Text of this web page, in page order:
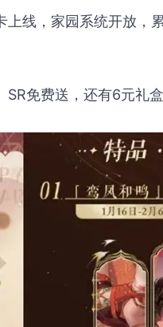
上线，家园系统开放，
免费送，还有6元礼盒